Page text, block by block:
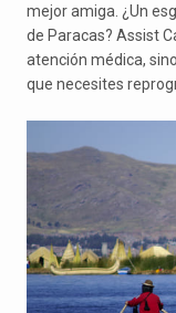
mejor amiga. ¿Un
de Paracas? Assist
atención médica,
que necesites